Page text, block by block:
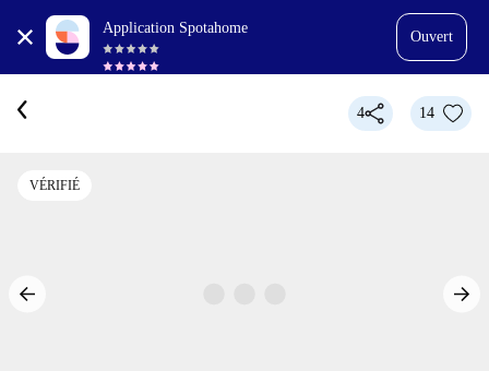
Application Spotahome
Ouvert
4 14
VÉRIFIÉ